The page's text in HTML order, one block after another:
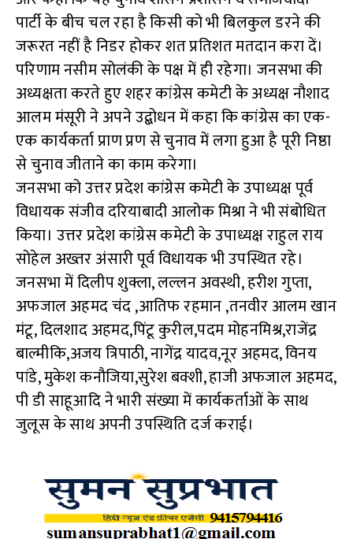
पार्टी के बीच चल रहा है किसी को भी बिलकुल डरने की
जरूरत नहीं है निडर होकर शत प्रतिशत मतदान करा दें।
परिणाम नसीम सोलंकी के पक्ष में ही रहेगा। जनसभा की
अध्यक्षता करते हुए शहर कांग्रेस कमेटी के अध्यक्ष नौशाद
आलम मंसूरी ने अपने उद्बोधन में कहा कि कांग्रेस का एक-
एक कार्यकर्ता प्राण प्रण से चुनाव में लगा हुआ है पूरी निष्ठा
से चुनाव जीताने का काम करेगा।
जनसभा को उत्तर प्रदेश कांग्रेस कमेटी के उपाध्यक्ष पूर्व
विधायक संजीव दरियाबादी आलोक मिश्रा ने भी संबोधित
किया। उत्तर प्रदेश कांग्रेस कमेटी के उपाध्यक्ष राहुल राय
सोहेल अख्तर अंसारी पूर्व विधायक भी उपस्थित रहे।
जनसभा में दिलीप शुक्ला, लल्लन अवस्थी, हरीश गुप्ता,
अफजाल अहमद चंद ,आतिफ रहमान ,तनवीर आलम खान
मंटू, दिलशाद अहमद,पिंटू कुरील,पदम मोहनमिश्र,राजेंद्र
बाल्मीकि,अजय त्रिपाठी, नागेंद्र यादव,नूर अहमद, विनय
पांडे, मुकेश कनौजिया,सुरेश बक्शी, हाजी अफजाल अहमद,
पी डी साहूआदि ने भारी संख्या में कार्यकर्ताओं के साथ
जुलूस के साथ अपनी उपस्थिति दर्ज कराई।